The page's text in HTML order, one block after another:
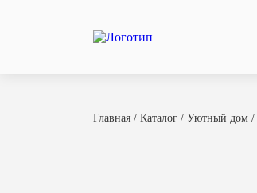
Главная / Каталог / Уютный дом /